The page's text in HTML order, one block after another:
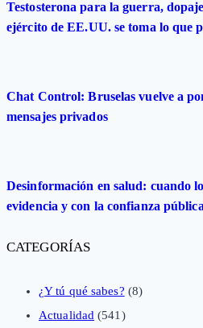
Testosterona para la guerra,
ejército de EE.UU. se toma lo que
Chat Control: Bruselas vuelve a
mensajes privados
Desinformación en salud: cuando
evidencia y con la confianza pública
CATEGORÍAS
¿Y tú qué sabes? (8)
Actualidad (541)